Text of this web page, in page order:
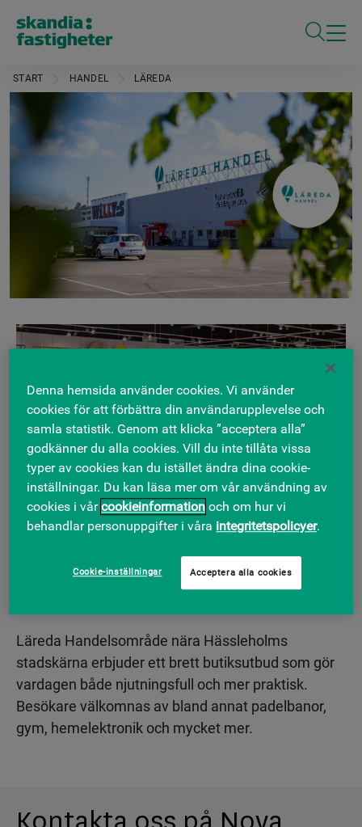
START HANDEL LÄREDA
Välkommen till Läreda
Läreda Handelsområde nära Hässleholms
stadskärna erbjuder ett brett butiksutbud som gör
vardagen både njutningsfull och mer praktisk.
Besökare välkomnas av bland annat padelbanor,
gym, hemelektronik och mycket mer.
Denna hemsida använder cookies. Vi använder
cookies för att förbättra din användarupplevelse och
samla statistik. Genom att klicka ”acceptera alla”
godkänner du alla cookies. Vill du inte tillåta vissa
typer av cookies kan du istället ändra dina cookie-
inställningar. Du kan läsa mer om vår användning av
cookies i vårcookieinformation och om hur vi
behandlar personuppgifter i våra integritetspolicyer.
Cookie-inställningar Acceptera alla cookies